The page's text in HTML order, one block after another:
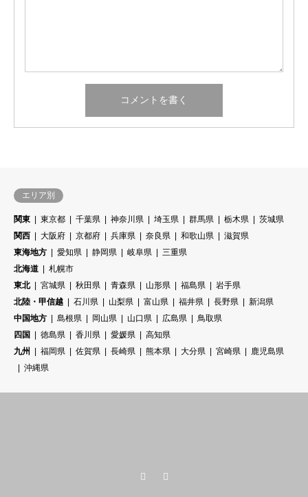
エリア別
関東 東京都 千葉県 神奈川県 埼玉県 群馬県 栃木県
茨城県
関西
大阪府 京都府 兵庫県 奈良県 和歌山県
滋賀県
東海地方
愛知県 静岡県 岐阜県
三重県
北海道
札幌市
東北
宮城県 秋田県 青森県 山形県 福島県
岩手県
北陸・甲信越
石川県 山梨県 富山県 福井県 長野県
新潟県
中国地方
島根県 岡山県 山口県 広島県
鳥取県
四国
徳島県 香川県 愛媛県
高知県
九州
福岡県 佐賀県 長崎県 熊本県 大分県 宮崎県
鹿児島県
沖縄県